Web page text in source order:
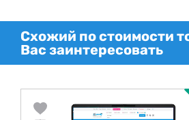
Схожий по стоимости
Вас заинтересовать